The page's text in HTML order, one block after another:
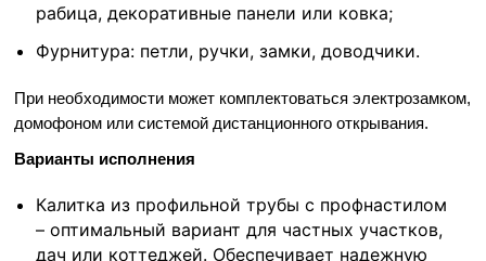
рабица, декоративные панели или ковка;
Фурнитура: петли, ручки, замки, доводчики.
При необходимости может комплектоваться электрозамком,
домофоном или системой дистанционного открывания.
Варианты исполнения
Калитка из профильной трубы с профнастилом
– оптимальный вариант для частных участков,
дач или коттеджей. Обеспечивает надежную